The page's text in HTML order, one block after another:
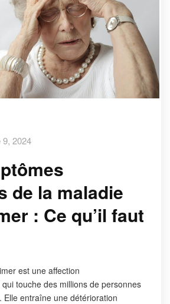
2024
de la maladie
: Ce qu’il faut
est une affection
touche des millions de personnes
Elle entraîne une détérioration